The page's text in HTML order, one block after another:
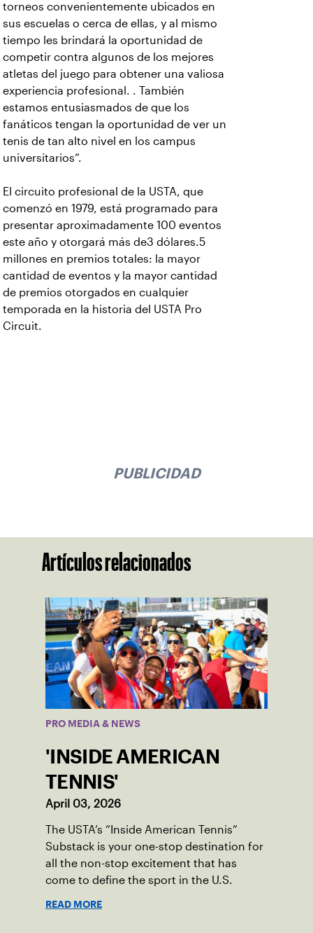
torneos convenientemente ubicados en
sus escuelas o cerca de ellas, y al mismo
tiempo les brindará la oportunidad de
competir contra algunos de los mejores
atletas del juego para obtener una valiosa
experiencia profesional. . También
estamos entusiasmados de que los
fanáticos tengan la oportunidad de ver un
tenis de tan alto nivel en los campus
universitarios”.
El circuito profesional de la USTA, que
comenzó en 1979, está programado para
presentar aproximadamente 100 eventos
este año y otorgará más de3 dólares.5
millones en premios totales: la mayor
cantidad de eventos y la mayor cantidad
de premios otorgados en cualquier
temporada en la historia del USTA Pro
Circuit.
PUBLICIDAD
Artículos relacionados
PRO MEDIA & NEWS
'INSIDE AMERICAN
TENNIS'
April 03, 2026
The USTA’s “Inside American Tennis”
Substack is your one-stop destination for
all the non-stop excitement that has
come to define the sport in the U.S.
READ MORE